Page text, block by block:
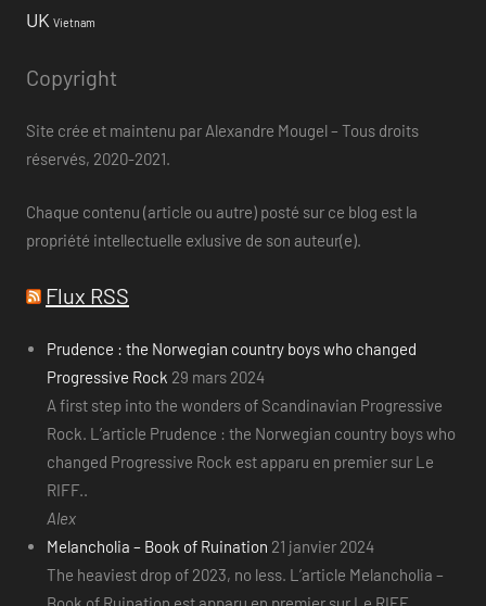
UK Vietnam
Copyright
Site crée et maintenu par Alexandre Mougel – Tous droits
réservés, 2020-2021.
Chaque contenu (article ou autre) posté sur ce blog est la
propriété intellectuelle exlusive de son auteur(e).
Flux RSS
Prudence : the Norwegian country boys who changed
Progressive Rock 29 mars 2024
A first step into the wonders of Scandinavian Progressive
Rock. L’article Prudence : the Norwegian country boys who
changed Progressive Rock est apparu en premier sur Le
RIFF..
Alex
Melancholia – Book of Ruination 21 janvier 2024
The heaviest drop of 2023, no less. L’article Melancholia –